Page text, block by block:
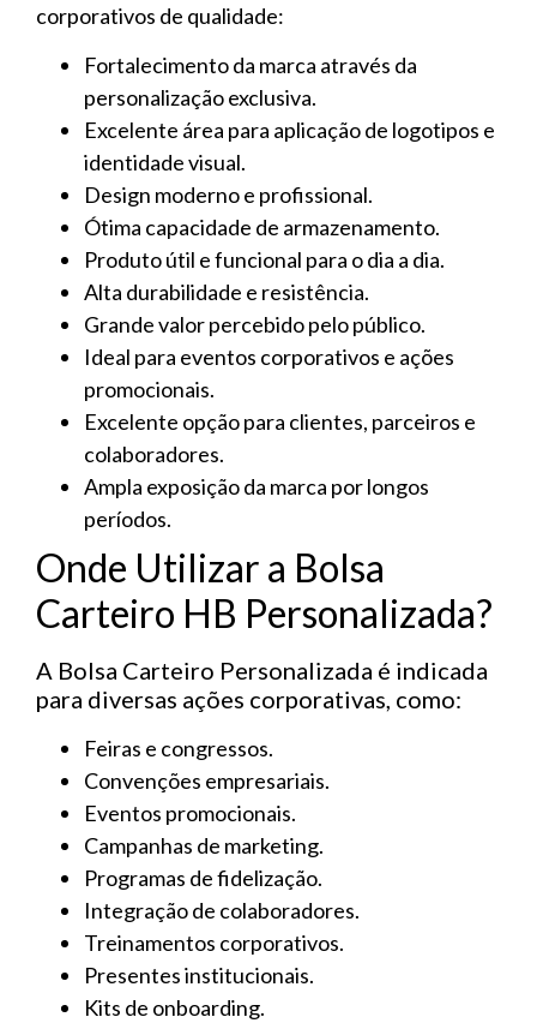
corporativos de qualidade:
Fortalecimento da marca através da
personalização exclusiva.
Excelente área para aplicação de logotipos e
identidade visual.
Design moderno e profissional.
Ótima capacidade de armazenamento.
Produto útil e funcional para o dia a dia.
Alta durabilidade e resistência.
Grande valor percebido pelo público.
Ideal para eventos corporativos e ações
promocionais.
Excelente opção para clientes, parceiros e
colaboradores.
Ampla exposição da marca por longos
períodos.
Onde Utilizar a Bolsa
Carteiro HB Personalizada?
A Bolsa Carteiro Personalizada é indicada
para diversas ações corporativas, como:
Feiras e congressos.
Convenções empresariais.
Eventos promocionais.
Campanhas de marketing.
Programas de fidelização.
Integração de colaboradores.
Treinamentos corporativos.
Presentes institucionais.
Kits de onboarding.